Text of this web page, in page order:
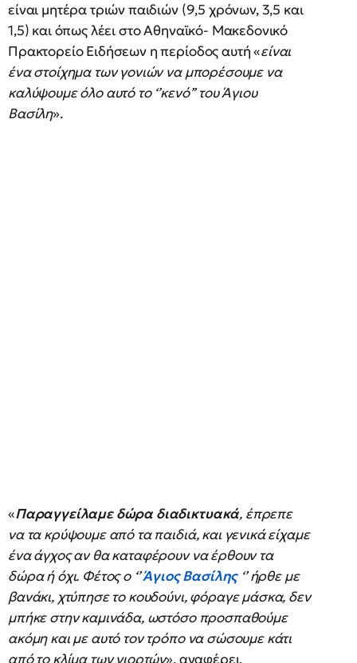
είναι μητέρα τριών παιδιών (9,5 χρόνων, 3,5 και
1,5) και όπως λέει στο Αθηναϊκό- Μακεδονικό
Πρακτορείο Ειδήσεων η περίοδος αυτή «είναι
ένα στοίχημα των γονιών να μπορέσουμε να
καλύψουμε όλο αυτό το ‘’κενό’’ του Άγιου
Βασίλη».
«Παραγγείλαμε δώρα διαδικτυακά, έπρεπε
να τα κρύψουμε από τα παιδιά, και γενικά είχαμε
ένα άγχος αν θα καταφέρουν να έρθουν τα
δώρα ή όχι. Φέτος ο ‘’Άγιος Βασίλης‘’ ήρθε με
βανάκι, χτύπησε το κουδούνι, φόραγε μάσκα, δεν
μπήκε στην καμινάδα, ωστόσο προσπαθούμε
ακόμη και με αυτό τον τρόπο να σώσουμε κάτι
από το κλίμα των γιορτών», αναφέρει.